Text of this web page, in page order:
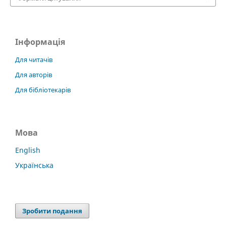
Інформація
Для читачів
Для авторів
Для бібліотекарів
Мова
English
Українська
Зробити подання